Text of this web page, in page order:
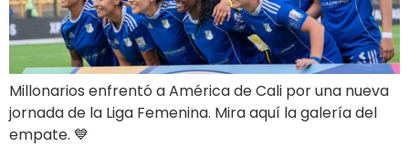
Millonarios enfrentó a América de Cali por una nueva
jornada de la Liga Femenina. Mira aquí la galería del
empate. 💙